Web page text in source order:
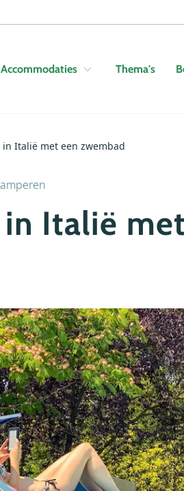
Accommodaties Thema's
in Italië met een zwembad
Italië